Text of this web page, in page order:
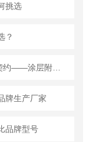
挑选
？
牌生产厂家
品牌型号